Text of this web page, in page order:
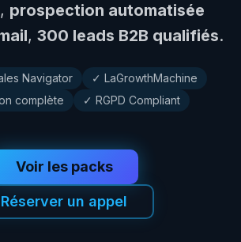
, prospection automatisée
, 300 leads B2B qualifiés.
Navigator
✓ LaGrowthMachine
complète
✓ RGPD Compliant
Voir les packs
Réserver un appel